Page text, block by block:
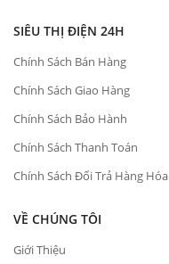
SIÊU THỊ ĐIỆN 24H
Chính Sách Bán Hàng
Chính Sách Giao Hàng
Chính Sách Bảo Hành
Chính Sách Thanh Toán
Chính Sách Đổi Trả Hàng Hóa
VỀ CHÚNG TÔI
Giới Thiệu